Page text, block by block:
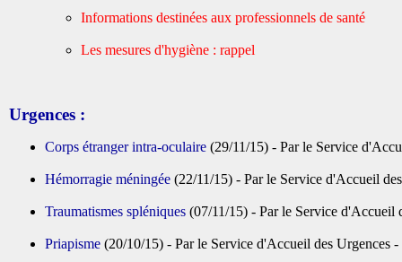
Informations destinées aux professionnels de santé
Les mesures d'hygiène : rappel
Urgences :
Corps étranger intra-oculaire (29/11/15) - Par le Service
Hémorragie méningée (22/11/15) - Par le Service d'Accueil
Traumatismes spléniques (07/11/15) - Par le Service
Priapisme (20/10/15) - Par le Service d'Accueil des Urgences